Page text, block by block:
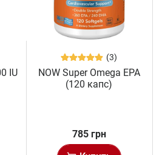
IU
(3)
NOW Super Omega EPA
(120 капс)
785 грн